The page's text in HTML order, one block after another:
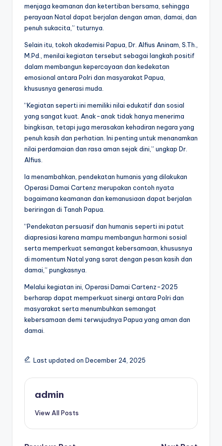
menjaga keamanan dan ketertiban bersama, sehingga
perayaan Natal dapat berjalan dengan aman, damai, dan
penuh sukacita,” tuturnya.
Selain itu, tokoh akademisi Papua, Dr. Alfius Aninam, S.Th.,
M.Pd., menilai kegiatan tersebut sebagai langkah positif
dalam membangun kepercayaan dan kedekatan
emosional antara Polri dan masyarakat Papua,
khususnya generasi muda.
“Kegiatan seperti ini memiliki nilai edukatif dan sosial
yang sangat kuat. Anak-anak tidak hanya menerima
bingkisan, tetapi juga merasakan kehadiran negara yang
penuh kasih dan perhatian. Ini penting untuk menanamkan
nilai perdamaian dan rasa aman sejak dini,” ungkap Dr.
Alfius.
Ia menambahkan, pendekatan humanis yang dilakukan
Operasi Damai Cartenz merupakan contoh nyata
bagaimana keamanan dan kemanusiaan dapat berjalan
beriringan di Tanah Papua.
“Pendekatan persuasif dan humanis seperti ini patut
diapresiasi karena mampu membangun harmoni sosial
serta memperkuat semangat kebersamaan, khususnya
di momentum Natal yang sarat dengan pesan kasih dan
damai,” pungkasnya.
Melalui kegiatan ini, Operasi Damai Cartenz-2025
berharap dapat memperkuat sinergi antara Polri dan
masyarakat serta menumbuhkan semangat
kebersamaan demi terwujudnya Papua yang aman dan
damai.
Last updated on December 24, 2025
admin
View All Posts